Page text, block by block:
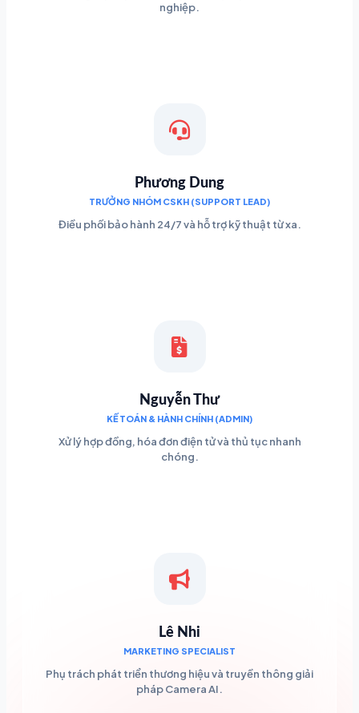
nghiệp.
Phương Dung
TRƯỞNG NHÓM CSKH (SUPPORT LEAD)
Điều phối bảo hành 24/7 và hỗ trợ kỹ thuật từ xa.
Nguyễn Thư
KẾ TOÁN & HÀNH CHÍNH (ADMIN)
Xử lý hợp đồng, hóa đơn điện tử và thủ tục nhanh
chóng.
Lê Nhi
MARKETING SPECIALIST
Phụ trách phát triển thương hiệu và truyền thông giải
pháp Camera AI.